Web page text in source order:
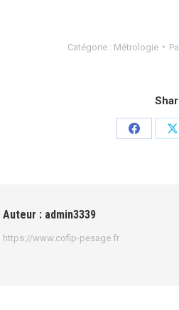
Catégorie : Métrologie
Partager
Auteur : admin3339
https://www.cofip-pesage.fr